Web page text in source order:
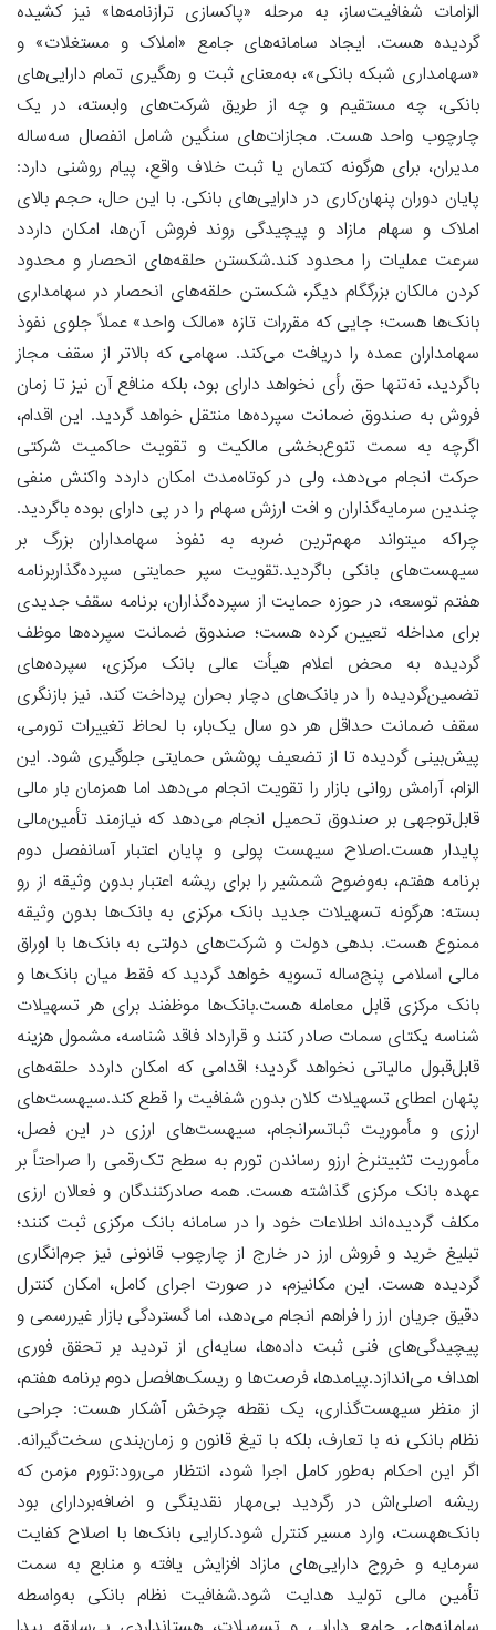
الزامات شفافیت‌ساز، به مرحله «پاکسازی ترازنامه‌ها» نیز کشیده
گردیده هست. ایجاد سامانه‌های جامع «املاک و مستغلات» و
«سهامداری شبکه بانکی»، به‌معنای ثبت و رهگیری تمام دارایی‌های
بانکی، چه مستقیم و چه از طریق شرکت‌های وابسته، در یک
چارچوب واحد هست. مجازات‌های سنگین شامل انفصال سه‌ساله
مدیران، برای هرگونه کتمان یا ثبت خلاف واقع، پیام روشنی دارد:
پایان دوران پنهان‌کاری در دارایی‌های بانکی. با این حال، حجم بالای
املاک و سهام مازاد و پیچیدگی روند فروش آن‌ها، امکان داردد
سرعت عملیات را محدود کند.شکستن حلقه‌های انحصار و محدود
کردن مالکان بزرگگام دیگر، شکستن حلقه‌های انحصار در سهامداری
بانک‌ها هست؛ جایی که مقررات تازه «مالک واحد» عملاً جلوی نفوذ
سهامداران عمده را دریافت می‌کند. سهامی که بالاتر از سقف مجاز
باگردید، نه‌تنها حق رأی نخواهد دارای بود، بلکه منافع آن نیز تا زمان
فروش به صندوق ضمانت سپرده‌ها منتقل خواهد گردید. این اقدام،
اگرچه به سمت تنوع‌بخشی مالکیت و تقویت حاکمیت شرکتی
حرکت انجام می‌دهد، ولی در کوتاه‌مدت امکان داردد واکنش منفی
چندین سرمایه‌گذاران و افت ارزش سهام را در پی دارای بوده باگردید.
چراکه میتواند مهم‌ترین ضربه به نفوذ سهامداران بزرگ بر
سیهست‌های بانکی باگردید.تقویت سپر حمایتی سپرده‌گذاربرنامه
هفتم توسعه، در حوزه حمایت از سپرده‌گذاران، برنامه سقف جدیدی
برای مداخله تعیین کرده هست؛ صندوق ضمانت سپرده‌ها موظف
گردیده به محض اعلام هیأت عالی بانک مرکزی، سپرده‌های
تضمین‌گردیده را در بانک‌های دچار بحران پرداخت کند. نیز بازنگری
سقف ضمانت حداقل هر دو سال یک‌بار، با لحاظ تغییرات تورمی،
پیش‌بینی گردیده تا از تضعیف پوشش حمایتی جلوگیری شود. این
الزام، آرامش روانی بازار را تقویت انجام می‌دهد اما همزمان بار مالی
قابل‌توجهی بر صندوق تحمیل انجام می‌دهد که نیازمند تأمین‌مالی
پایدار هست.اصلاح سیهست پولی و پایان اعتبار آسانفصل دوم
برنامه هفتم، به‌وضوح شمشیر را برای ریشه اعتبار بدون وثیقه از رو
بسته: هرگونه تسهیلات جدید بانک مرکزی به بانک‌ها بدون وثیقه
ممنوع هست. بدهی دولت و شرکت‌های دولتی به بانک‌ها با اوراق
مالی اسلامی پنج‌ساله تسویه خواهد گردید که فقط میان بانک‌ها و
بانک مرکزی قابل معامله هست.بانک‌ها موظفند برای هر تسهیلات
شناسه یکتای سمات صادر کنند و قرارداد فاقد شناسه، مشمول هزینه
قابل‌قبول مالیاتی نخواهد گردید؛ اقدامی که امکان داردد حلقه‌های
پنهان اعطای تسهیلات کلان بدون شفافیت را قطع کند.سیهست‌های
ارزی و مأموریت ثباتسرانجام، سیهست‌های ارزی در این فصل،
مأموریت تثبیتنرخ ارزو رساندن تورم به سطح تک‌رقمی را صراحتاً بر
عهده بانک مرکزی گذاشته هست. همه صادرکنندگان و فعالان ارزی
مکلف گردیده‌اند اطلاعات خود را در سامانه بانک مرکزی ثبت کنند؛
تبلیغ خرید و فروش ارز در خارج از چارچوب قانونی نیز جرم‌انگاری
گردیده هست. این مکانیزم، در صورت اجرای کامل، امکان کنترل
دقیق جریان ارز را فراهم انجام می‌دهد، اما گستردگی بازار غیررسمی و
پیچیدگی‌های فنی ثبت داده‌ها، سایه‌ای از تردید بر تحقق فوری
اهداف می‌اندازد.پیامدها، فرصت‌ها و ریسک‌هافصل دوم برنامه هفتم،
از منظر سیهست‌گذاری، یک نقطه چرخش آشکار هست: جراحی
نظام بانکی نه با تعارف، بلکه با تیغ قانون و زمان‌بندی سخت‌گیرانه.
اگر این احکام به‌طور کامل اجرا شود، انتظار می‌رود:تورم مزمن که
ریشه اصلی‌اش در رگردید بی‌مهار نقدینگی و اضافه‌بردارای بود
بانک‌ههست، وارد مسیر کنترل شود.کارایی بانک‌ها با اصلاح کفایت
سرمایه و خروج دارایی‌های مازاد افزایش یافته و منابع به سمت
تأمین مالی تولید هدایت شود.شفافیت نظام بانکی به‌واسطه